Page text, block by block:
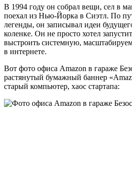
В 1994 году он собрал вещи, сел в
поехал из Нью-Йорка в Сиэтл. По
легенды, он записывал идеи
коленке. Он не просто хотел
выстроить системную,
в интернете.
Вот фото офиса Amazon в гараже
растянутый бумажный баннер
старый компьютер, хаос стартапа: